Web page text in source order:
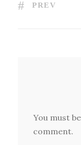
PREV
You must be
comment.